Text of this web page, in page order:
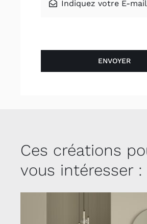
ENVOYER
Ces créations
vous intéresser :